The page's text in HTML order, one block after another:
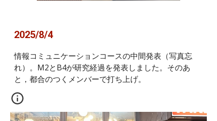
2025/8/4
情報コミュニケーションコースの中間発表（写真忘
れ）。M2とB4が研究経過を発表しました。そのあ
と，都合のつくメンバーで打ち上げ。